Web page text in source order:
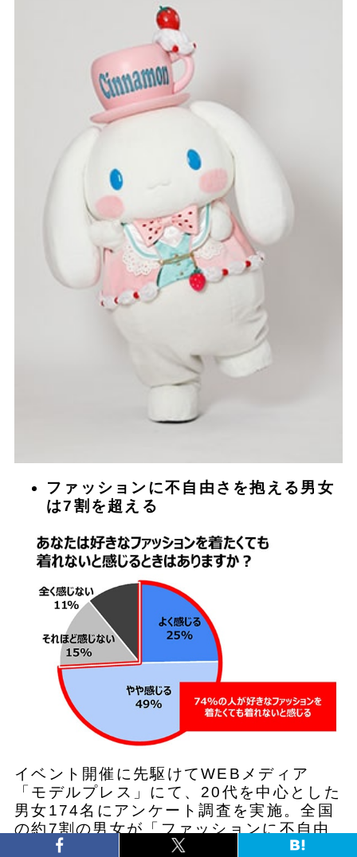
ファッションに不自由さを抱える男女
は7割を超える
イベント開催に先駆けてWEBメディア
「モデルプレス」にて、20代を中心とした
男女174名にアンケート調査を実施。全国
の約7割の男女が「ファッションに不自由
さを感じている」結果が明らかに。不自由